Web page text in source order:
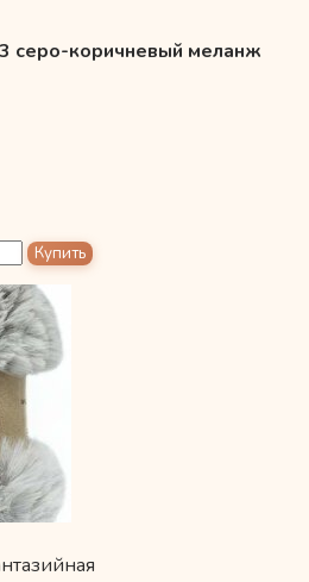
серо-коричневый меланж